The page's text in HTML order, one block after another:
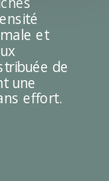
et
de
une
effort.